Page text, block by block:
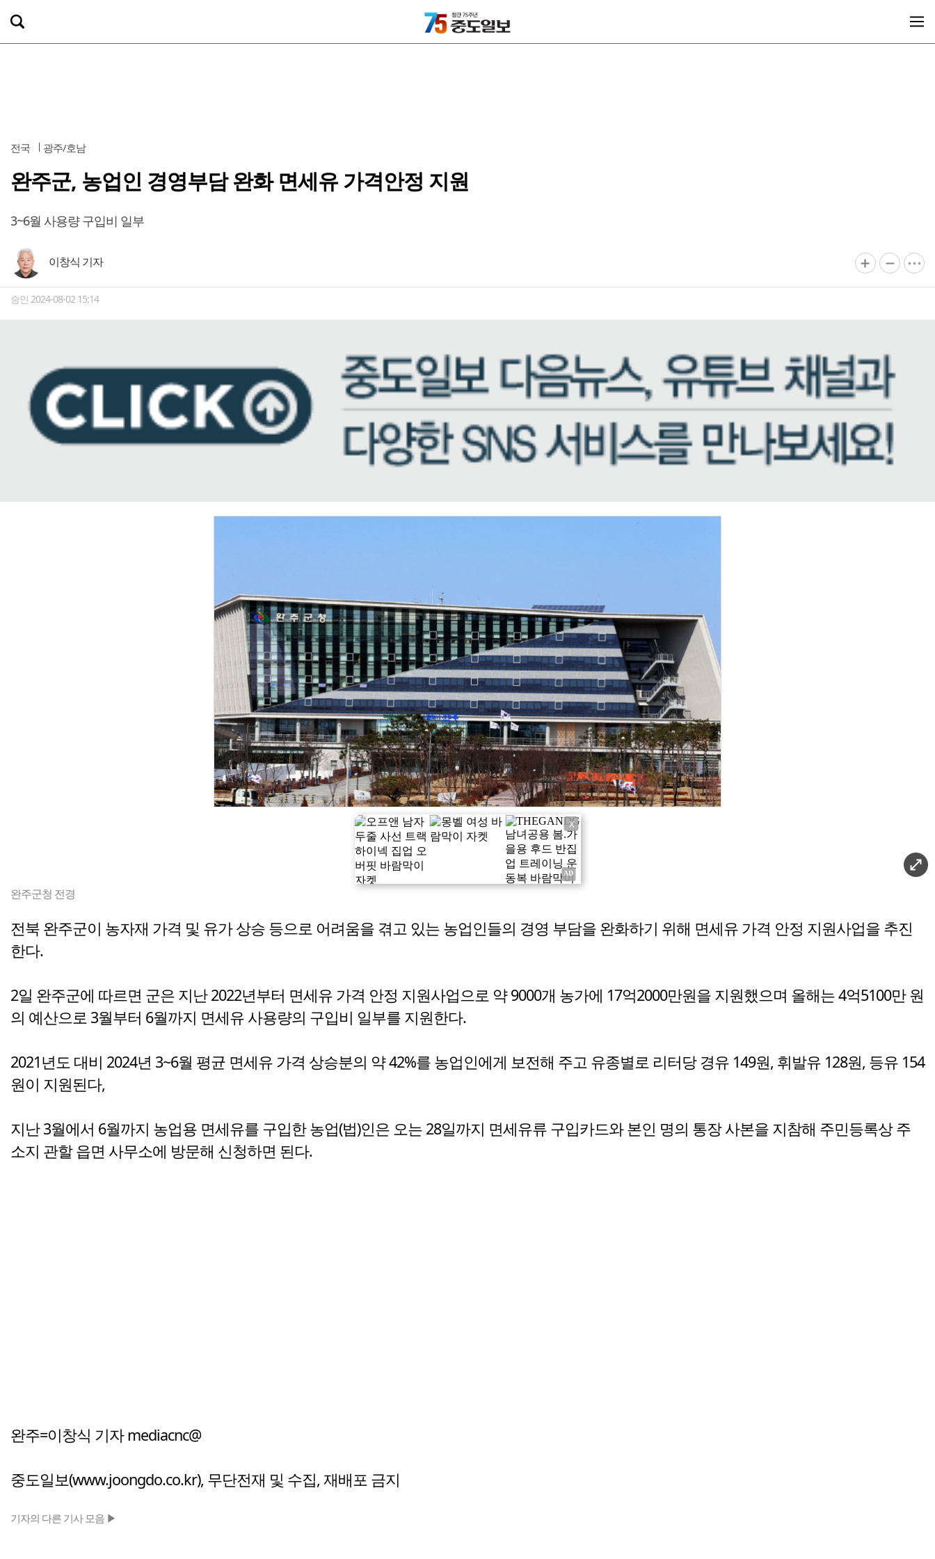
전국 광주/호남
완주군, 농업인 경영부담 완화 면세유 가격안정 지원
3~6월 사용량 구입비 일부
이창식 기자
승인 2024-08-02 15:14
X
완주군청 전경
전북 완주군이 농자재 가격 및 유가 상승 등으로 어려움을 겪고 있는 농업인들의 경영 부담을 완화하기 위해 면세유 가격 안정 지원사업을 추진
한다.
2일 완주군에 따르면 군은 지난 2022년부터 면세유 가격 안정 지원사업으로 약 9000개 농가에 17억2000만원을 지원했으며 올해는 4억5100만 원
의 예산으로 3월부터 6월까지 면세유 사용량의 구입비 일부를 지원한다.
2021년도 대비 2024년 3~6월 평균 면세유 가격 상승분의 약 42%를 농업인에게 보전해 주고 유종별로 리터당 경유 149원, 휘발유 128원, 등유 154
원이 지원된다,
지난 3월에서 6월까지 농업용 면세유를 구입한 농업(법)인은 오는 28일까지 면세유류 구입카드와 본인 명의 통장 사본을 지참해 주민등록상 주
소지 관할 읍면 사무소에 방문해 신청하면 된다.
완주=이창식 기자 mediacnc@
중도일보(www.joongdo.co.kr), 무단전재 및 수집, 재배포 금지
기자의 다른 기사 모음 ▶